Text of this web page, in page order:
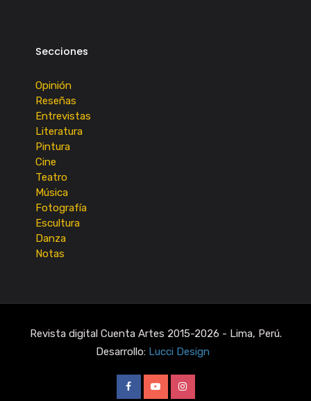
Secciones
Opinión
Reseñas
Entrevistas
Literatura
Pintura
Cine
Teatro
Música
Fotografía
Escultura
Danza
Notas
Revista digital Cuenta Artes 2015-2026 - Lima, Perú.
Desarrollo: Lucci Design